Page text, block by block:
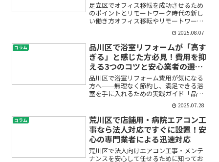
足立区でオフィス移転を成功させるため
のポイントとリモートワーク時代の新し
い働き方オフィス移転やリモートワーク
の推進を考え始めたものの、「何から手
をつければ良いのかわからない」「コス
トや労力が心配」「従業員のモチベーシ
ョンやコミュニケーション...
2025.08.07
コラム
品川区で浴室リフォームが「高す
ぎる」と感じた方必見！費用を抑
える3つのコツと安心業者の選び
方
品川区で浴室リフォーム費用が気になる
方へ──無理なく節約し、満足できる浴
室を手に入れるための実践ガイド「品川
区で浴室リフォームを考えているけれ
ど、見積もりが想像以上に高すぎる…」
「どこに頼めば費用を抑えられるの？」
「できるだけコスト削減した...
2025.07.28
コラム
荒川区で店舗用・病院エアコン工
事なら法人対応ですぐに設置！安
心の専門業者による迅速対応
荒川区で法人向けエアコン工事・メンテ
ナンスを安心して任せるために知ってお